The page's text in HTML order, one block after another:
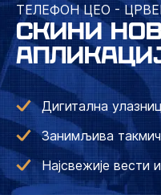
ТЕЛЕФОН ЦЕО -
СКИНИ
Дигитална
Занимљива
Најсвежије вести